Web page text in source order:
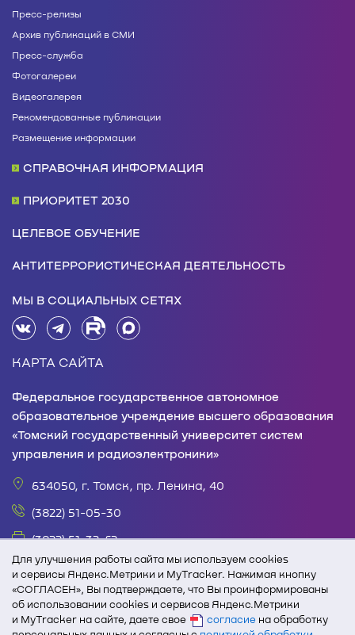
Для улучшения работы сайта мы используем cookies
и сервисы Яндекс.Метрики и MyTracker. Нажимая кнопку
«СОГЛАСЕН», Вы подтверждаете, что Вы проинформированы
об использовании cookies и сервисов Яндекс.Метрики
и MyTracker на сайте, даете свое
согласие на обработку
Пресс-релизы
Архив публикаций в СМИ
Пресс-служба
Фотогалереи
Видеогалерея
Рекомендованные публикации
Размещение информации
СПРАВОЧНАЯ ИНФОРМАЦИЯ
ПРИОРИТЕТ 2030
ЦЕЛЕВОЕ ОБУЧЕНИЕ
АНТИТЕРРОРИСТИЧЕСКАЯ ДЕЯТЕЛЬНОСТЬ
МЫ В СОЦИАЛЬНЫХ СЕТЯХ
КАРТА САЙТА
Федеральное государственное автономное
образовательное учреждение высшего образования
«Томский государственный университет систем
управления и радиоэлектроники»
634050, г. Томск, пр. Ленина, 40
(3822) 51-05-30
(3822) 51-32-62
office@tusur.ru
пн. – пт., 8:30 – 17:30, обед, 13:00 – 14:00
При полном или частичном использовании текстовых